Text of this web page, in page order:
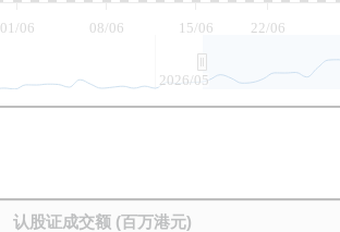
08/06 22/06
01/06 15/06
2026/05
认股证成交额 (百万港元)